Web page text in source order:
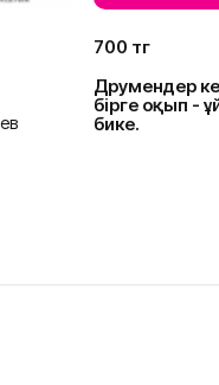
700 тг
Дәрумендер
бірге оқып -
бике.